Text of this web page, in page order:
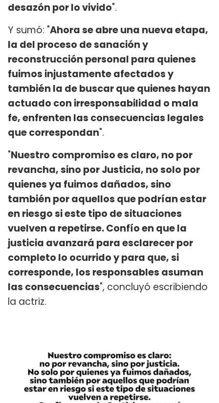
desazón por lo vivido".
Y sumó: "Ahora se abre una nueva etapa,
la del proceso de sanación y
reconstrucción personal para quienes
fuimos injustamente afectados y
también la de buscar que quienes hayan
actuado con irresponsabilidad o mala
fe, enfrenten las consecuencias legales
que correspondan".
"Nuestro compromiso es claro, no por
revancha, sino por Justicia, no solo por
quienes ya fuimos dañados, sino
también por aquellos que podrían estar
en riesgo si este tipo de situaciones
vuelven a repetirse. Confío en que la
justicia avanzará para esclarecer por
completo lo ocurrido y para que, si
corresponde, los responsables asuman
las consecuencias", concluyó escribiendo
la actriz.